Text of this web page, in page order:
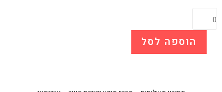
הוספה לסל